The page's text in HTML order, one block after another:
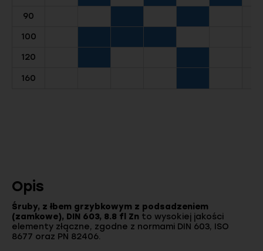
90
100
120
160
Opis
Śruby, z łbem grzybkowym z podsadzeniem
(zamkowe), DIN 603, 8.8 fl Zn to wysokiej jakości
elementy złączne, zgodne z normami DIN 603, ISO
8677 oraz PN 82406.